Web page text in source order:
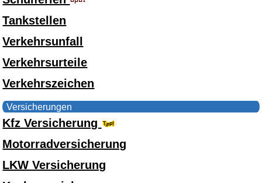
Tankstellen
Verkehrsunfall
Verkehrsurteile
Verkehrszeichen
Versicherungen
Kfz Versicherung
Motorradversicherung
LKW Versicherung